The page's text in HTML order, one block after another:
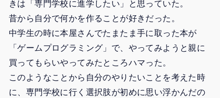
きは「専門学校に進学したい」と思っていた。
昔から自分で何かを作ることが好きだった。
中学生の時に本屋さんでたまたま手に取った本が
「ゲームプログラミング」で、やってみようと親に
買ってもらいやってみたところハマった。
このようなことから自分のやりたいことを考えた時
に、専門学校に行く選択肢が初めに思い浮かんだの